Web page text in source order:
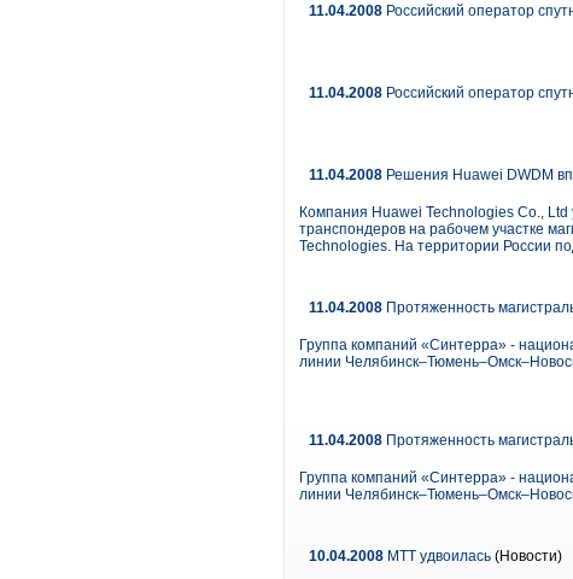
11.04.2008 Российский оператор
11.04.2008 Российский оператор
11.04.2008 Решения Huawei DWDM
Компания Huawei Technologies Co.,
транспондеров на рабочем участке
Technologies. На территории России
11.04.2008 Протяженность
Группа компаний «Синтерра» -
линии
11.04.2008 Протяженность
Группа компаний «Синтерра» -
линии
10.04.2008 МТТ удвоилась (Новости)